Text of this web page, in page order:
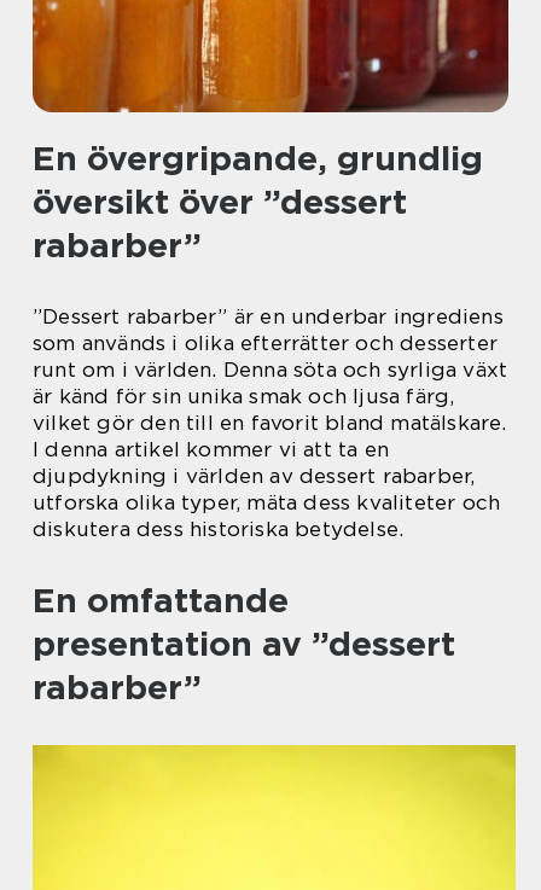
En övergripande, grundlig
översikt över ”dessert
rabarber”
”Dessert rabarber” är en underbar ingrediens
som används i olika efterrätter och desserter
runt om i världen. Denna söta och syrliga växt
är känd för sin unika smak och ljusa färg,
vilket gör den till en favorit bland matälskare.
I denna artikel kommer vi att ta en
djupdykning i världen av dessert rabarber,
utforska olika typer, mäta dess kvaliteter och
diskutera dess historiska betydelse.
En omfattande
presentation av ”dessert
rabarber”